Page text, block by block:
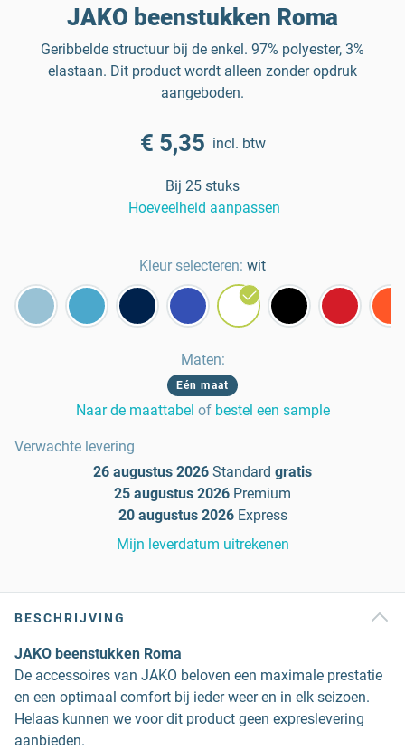
JAKO beenstukken Roma
Geribbelde structuur bij de enkel. 97% polyester, 3%
elastaan. Dit product wordt alleen zonder opdruk
aangeboden.
€ 5,35 incl. btw
Bij 25 stuks
Hoeveelheid aanpassen
Kleur selecteren: wit
Maten:
Eén maat
Naar de maattabel of bestel een sample
Verwachte levering
26 augustus 2026 Standard gratis
25 augustus 2026 Premium
20 augustus 2026 Express
Mijn leverdatum uitrekenen
BESCHRIJVING
JAKO beenstukken Roma
De accessoires van JAKO beloven een maximale prestatie
en een optimaal comfort bij ieder weer en in elk seizoen.
Helaas kunnen we voor dit product geen expreslevering
aanbieden.